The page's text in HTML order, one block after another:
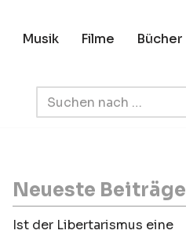
Musik Filme Bücher
Neueste Beiträge
Ist der Libertarismus eine